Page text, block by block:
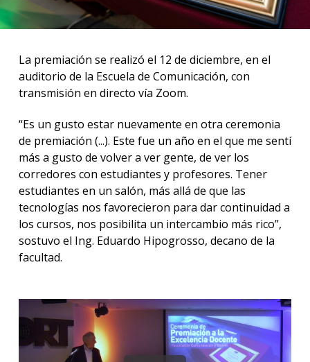
La premiación se realizó el 12 de diciembre, en el
auditorio de la Escuela de Comunicación, con
transmisión en directo vía Zoom.
“Es un gusto estar nuevamente en otra ceremonia
de premiación (...). Este fue un año en el que me sentí
más a gusto de volver a ver gente, de ver los
corredores con estudiantes y profesores. Tener
estudiantes en un salón, más allá de que las
tecnologías nos favorecieron para dar continuidad a
los cursos, nos posibilita un intercambio más rico”,
sostuvo el Ing. Eduardo Hipogrosso, decano de la
facultad.